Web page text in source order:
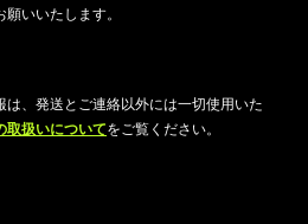
いいたします。
、発送とご連絡以外には一切使用いた
取扱いについてをご覧ください。